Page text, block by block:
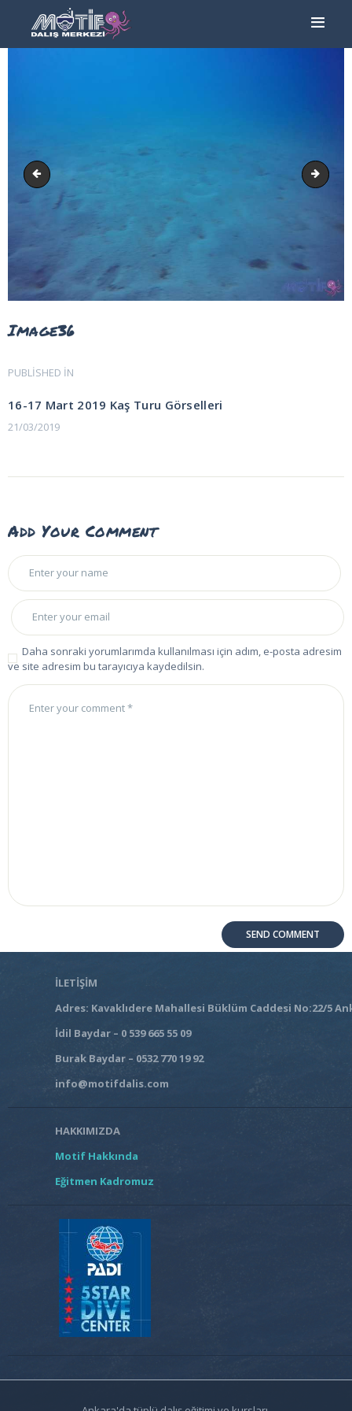
ALBÜMLERI
ÜCRETLERIMIZ
HAKKIMIZDA
Image35
Image36
Yazı
gezinmesi
PUBLISHED IN
16-17 Mart 2019 Kaş Turu Görselleri
21/03/2019
Add Your Comment
Daha sonraki yorumlarımda kullanılması için adım, e-posta adresim
ve site adresim bu tarayıcıya kaydedilsin.
İLETİŞİM
Adres: Kavaklıdere Mahallesi Büklüm Caddesi No:22/5
İdil Baydar – 0 539 665 55 09
Burak Baydar – 0532 770 19 92
info@motifdalis.com
HAKKIMIZDA
Motif Hakkında
Eğitmen Kadromuz